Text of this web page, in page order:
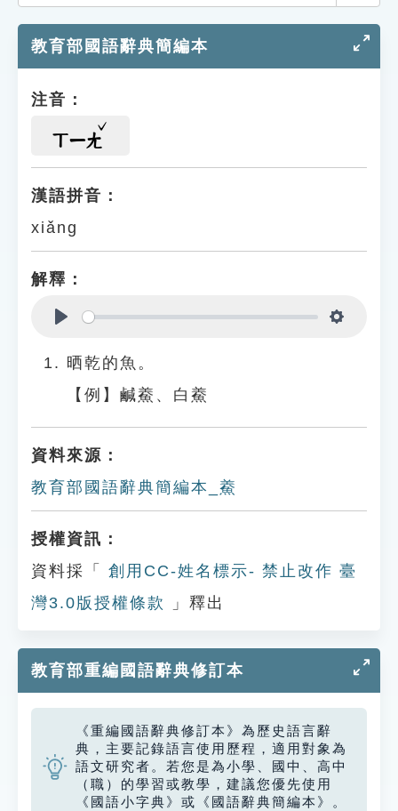
教育部國語辭典簡編本
注音：
ㄒㄧㄤ
漢語拼音：
xiǎng
解釋：
晒乾的魚。
【例】鹹鯗、白鯗
資料來源：
教育部國語辭典簡編本_鯗
授權資訊：
資料採「
創用CC-姓名標示- 禁止改作 臺
灣3.0版授權條款
」釋出
教育部重編國語辭典修訂本
《重編國語辭典修訂本》為歷史語言辭
典，主要記錄語言使用歷程，適用對象為
語文研究者。若您是為小學、國中、高中
（職）的學習或教學，建議您優先使用
《國語小字典》或《國語辭典簡編本》。